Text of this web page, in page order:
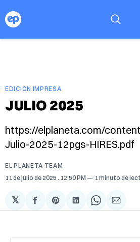
EDICION IMPRESA
JULIO 2025
https://elplaneta.com/
Julio-2025-12pgs-HIRES.pdf
EL PLANETA TEAM
11 de julio de 2025 . 12:50 PM 1 minuto de
𝕏
Compartir
en
Share
on
Compartir
en
Share
on
via